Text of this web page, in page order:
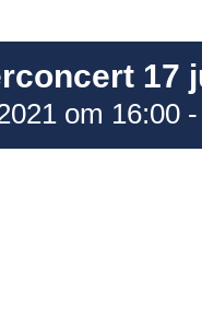
17
om 16:00 -